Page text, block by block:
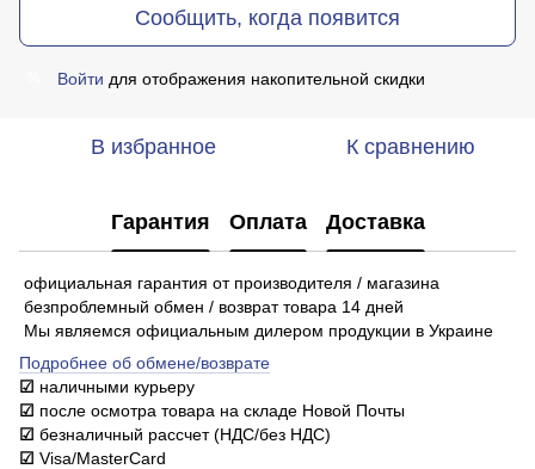
Сообщить, когда появится
Войти для отображения накопительной скидки
В избранное К сравнению
Гарантия Оплата Доставка
официальная гарантия от производителя / магазина
безпроблемный обмен / возврат товара 14 дней
Мы являемся официальным дилером продукции в Украине
Подробнее об обмене/возврате
☑ наличными курьеру
☑ после осмотра товара на складе Новой Почты
☑ безналичный рассчет (НДС/без НДС)
☑ Visa/MasterCard